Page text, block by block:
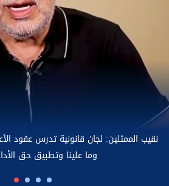
مصر دون دول العالم